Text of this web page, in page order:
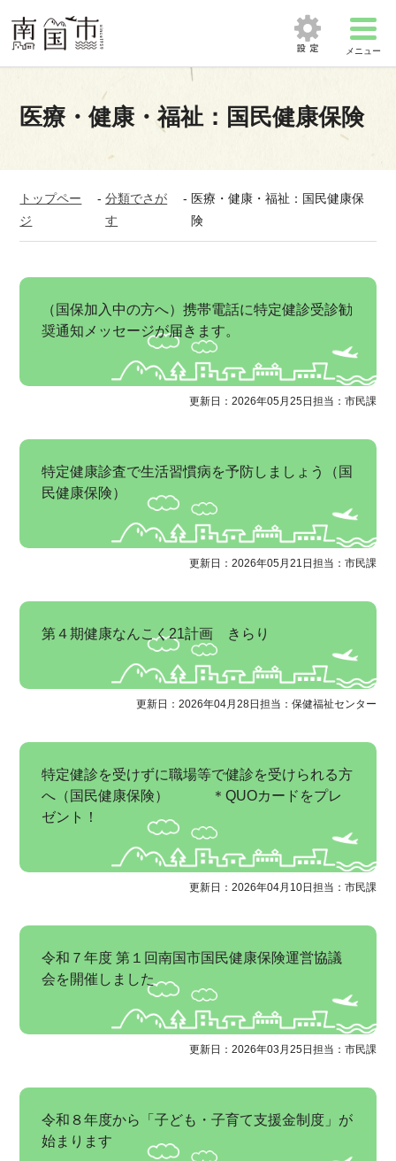
メニュー
医療・健康・福祉：国民健康保険
トップペー
ジ
-分類でさが
す
- 医療・健康・福祉：国民健康保
険
（国保加入中の方へ）携帯電話に特定健診受診勧
奨通知メッセージが届きます。
更新日：2026年05月25日 担当：市民課
特定健康診査で生活習慣病を予防しましょう（国
民健康保険）
更新日：2026年05月21日 担当：市民課
第４期健康なんこく21計画 きらり
更新日：2026年04月28日 担当：保健福祉センター
特定健診を受けずに職場等で健診を受けられる方
へ（国民健康保険） ＊QUOカードをプレ
ゼント！
更新日：2026年04月10日 担当：市民課
令和７年度 第１回南国市国民健康保険運営協議
会を開催しました
更新日：2026年03月25日 担当：市民課
令和８年度から「子ども・子育て支援金制度」が
始まります